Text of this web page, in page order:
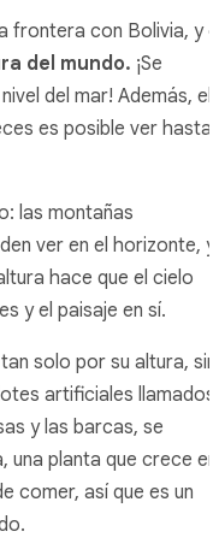
frontera con Bolivia, y
del mundo. ¡Se
del mar! Además, el
es posible ver hasta
las montañas
ver en el horizonte, y
hace que el cielo
y el paisaje en sí.
solo por su altura,
artificiales llamados
y las barcas, se
, una planta que crece en
comer, así que es un